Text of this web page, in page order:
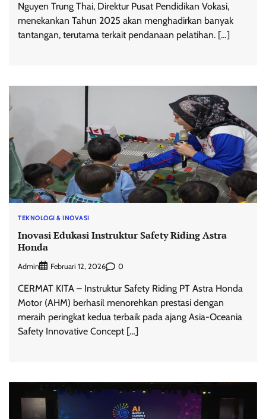
Nguyen Trung Thai, Direktur Pusat Pendidikan Vokasi,
menekankan Tahun 2025 akan menghadirkan banyak
tantangan, terutama terkait pendanaan pelatihan. […]
TEKNOLOGI & INOVASI
Inovasi Edukasi Instruktur Safety Riding Astra
Honda
Admin Februari 12, 2026 0
CERMAT KITA – Instruktur Safety Riding PT Astra Honda
Motor (AHM) berhasil menorehkan prestasi dengan
meraih peringkat kedua terbaik pada ajang Asia-Oceania
Safety Innovative Concept […]